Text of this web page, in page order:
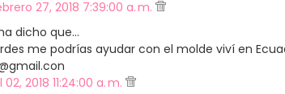
27, 2018 7:39:00 a. m.
dicho que…
me podrías ayudar con el molde viví en
2018 11:24:00 a. m.